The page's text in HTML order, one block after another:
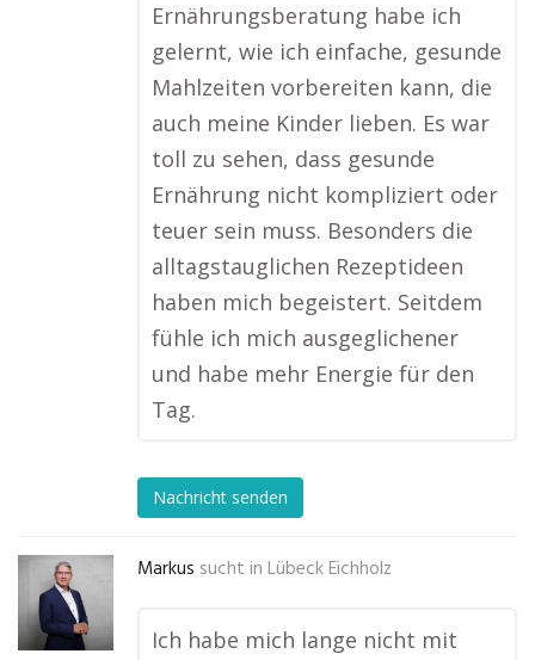
Ernährungsberatung habe ich
gelernt, wie ich einfache, gesunde
Mahlzeiten vorbereiten kann, die
auch meine Kinder lieben. Es war
toll zu sehen, dass gesunde
Ernährung nicht kompliziert oder
teuer sein muss. Besonders die
alltagstauglichen Rezeptideen
haben mich begeistert. Seitdem
fühle ich mich ausgeglichener
und habe mehr Energie für den
Tag.
Nachricht senden
Markus sucht in Lübeck Eichholz
Ich habe mich lange nicht mit